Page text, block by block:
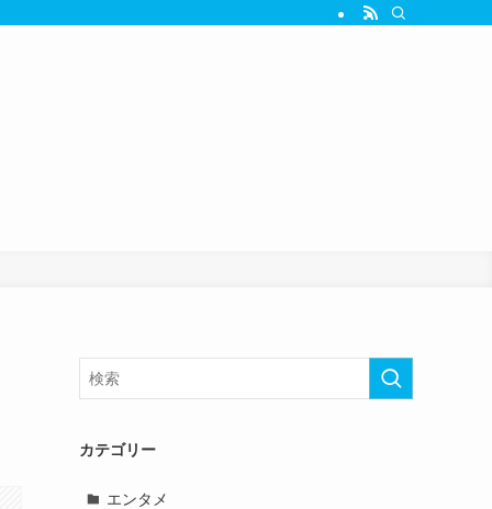
カテゴリー
エンタメ